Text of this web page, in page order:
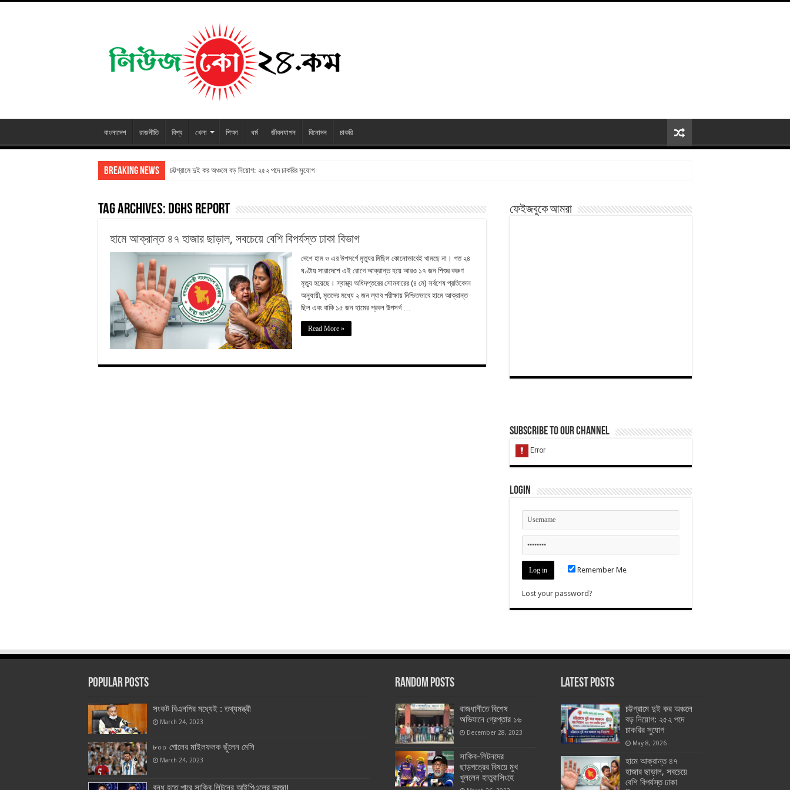
বাংলাদেশ রাজনীতি বিশ্ব খেলা শিক্ষা ধর্ম জীবনযাপন বিনোদন চাকরি
Breaking News চট্টগ্রামে দুই কর অঞ্চলে বড় নিয়োগ: ২৫২ পদে চাকরির সুযোগ
Tag Archives: DGHS Report
হামে আক্রান্ত ৪৭ হাজার ছাড়াল, সবচেয়ে বেশি বিপর্যস্ত ঢাকা বিভাগ
দেশে হাম ও এর উপসর্গে মৃত্যুর মিছিল কোনোভাবেই থামছে না। গত ২৪
ঘণ্টায় সারাদেশে এই রোগে আক্রান্ত হয়ে আরও ১৭ জন শিশুর করুণ
মৃত্যু হয়েছে। স্বাস্থ্য অধিদপ্তরের সোমবারের (৪ মে) সর্বশেষ প্রতিবেদন
অনুযায়ী, মৃতদের মধ্যে ২ জন ল্যাব পরীক্ষায় নিশ্চিতভাবে হামে আক্রান্ত
ছিল এবং বাকি ১৫ জন হামের প্রবল উপসর্গ …
Read More »
ফেইজবুকে আমরা
Subscribe to our Channel
Login
Remember Me
Lost your password?
Popular Posts
সংকট বিএনপির মধ্যেই : তথ্যমন্ত্রী
March 24, 2023
৮০০ গোলের মাইলফলক ছুঁলেন মেসি
March 24, 2023
বন্ধ হতে পারে সাকিব লিটনের আইপিএলের দরজা!
Random Posts
রাজধানীতে বিশেষ
অভিযানে গ্রেপ্তার ১৬
December 28, 2023
সাকিব-লিটনদের
ছাড়পত্রের বিষয়ে মুখ
খুললেন হাতুরাসিংহে
Latest Posts
চট্টগ্রামে দুই কর অঞ্চলে
বড় নিয়োগ: ২৫২ পদে
চাকরির সুযোগ
May 8, 2026
হামে আক্রান্ত ৪৭
হাজার ছাড়াল, সবচেয়ে
বেশি বিপর্যস্ত ঢাকা